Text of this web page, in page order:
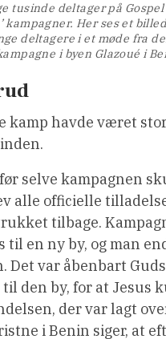
tusinde deltager på Gospel
kampagner. Her ses et
deltagere i et møde fra
i byen Glazoué i
kamp havde været
selve kampagnen
alle officielle
tilbage.
til en ny by, og man
Det var åbenbart
den by, for at Jesus
der var lagt
i Benin siger, at